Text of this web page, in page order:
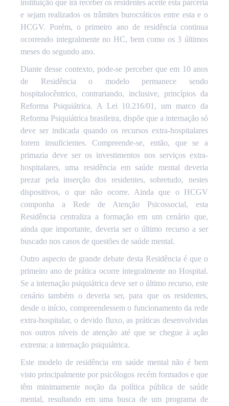
instituição que irá receber os residentes aceite esta parceria
e sejam realizados os trâmites burocráticos entre esta e o
HCGV. Porém, o primeiro ano de residência continua
ocorrendo integralmente no HC, bem como os 3 últimos
meses do segundo ano.
Diante desse contexto, pode-se perceber que em 10 anos
de Residência o modelo permanece sendo
hospitalocêntrico, contrariando, inclusive, princípios da
Reforma Psiquiátrica. A Lei 10.216/01, um marco da
Reforma Psiquiátrica brasileira, dispõe que a internação só
deve ser indicada quando os recursos extra-hospitalares
forem insuficientes. Compreende-se, então, que se a
primazia deve ser os investimentos nos serviços extra-
hospitalares, uma residência em saúde mental deveria
prezar pela inserção dos residentes, sobretudo, nestes
dispositivos, o que não ocorre. Ainda que o HCGV
componha a Rede de Atenção Psicossocial, esta
Residência centraliza a formação em um cenário que,
ainda que importante, deveria ser o último recurso a ser
buscado nos casos de questões de saúde mental.
Outro aspecto de grande debate desta Residência é que o
primeiro ano de prática ocorre integralmente no Hospital.
Se a internação psiquiátrica deve ser o último recurso, este
cenário também o deveria ser, para que os residentes,
desde o início, compreendessem o funcionamento da rede
extra-hospitalar, o devido fluxo, as práticas desenvolvidas
nos outros níveis de atenção até que se chegue à ação
extrema: a internação psiquiátrica.
Este modelo de residência em saúde mental não é bem
visto principalmente por psicólogos recém formados e que
têm minimamente noção da política pública de saúde
mental, resultando em uma busca de um programa de